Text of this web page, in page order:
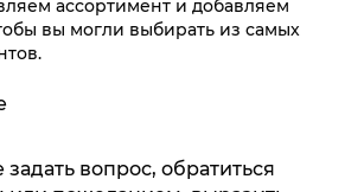
ассортимент и добавляем
вы могли выбирать из самых
последние обновления
и специальных
вопрос, обратиться